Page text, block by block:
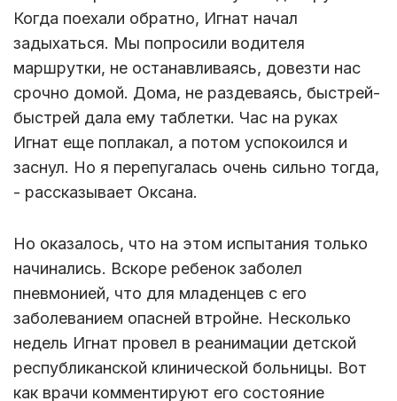
Когда поехали обратно, Игнат начал
задыхаться. Мы попросили водителя
маршрутки, не останавливаясь, довезти нас
срочно домой. Дома, не раздеваясь, быстрей-
быстрей дала ему таблетки. Час на руках
Игнат еще поплакал, а потом успокоился и
заснул. Но я перепугалась очень сильно тогда,
- рассказывает Оксана.
Но оказалось, что на этом испытания только
начинались. Вскоре ребенок заболел
пневмонией, что для младенцев с его
заболеванием опасней втройне. Несколько
недель Игнат провел в реанимации детской
республиканской клинической больницы. Вот
как врачи комментируют его состояние